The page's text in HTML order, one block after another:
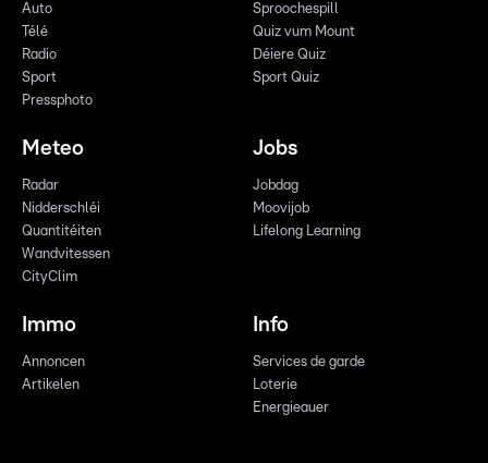
Auto
Télé
Radio
Sport
Pressphoto
Sproochespill
Quiz vum Mount
Déiere Quiz
Sport Quiz
Meteo
Radar
Nidderschléi
Quantitéiten
Wandvitessen
CityClim
Jobs
Jobdag
Moovijob
Lifelong Learning
Immo
Annoncen
Artikelen
Info
Services de garde
Loterie
Energieauer